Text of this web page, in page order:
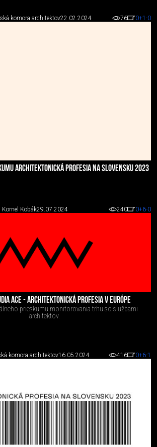
komora architektov22.02.2024 76 0+1 -0
ARCHITEKTONICKÁ PROFESIA NA SLOVENSKU 2023
Kornel Kobák29.07.2024 240 0+6-0
ACE - ARCHITEKTONICKÁ PROFESIA V EURÓPE
prieskumu monitorovania trhu so službami
architektov.
komora architektov16.05.2024 416 0+6-1